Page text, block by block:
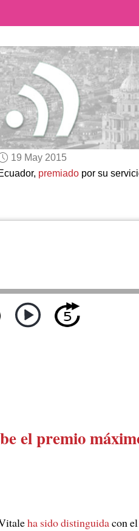
19 May 2015
premiadopor su
el premio
ha sido distinguidacon el